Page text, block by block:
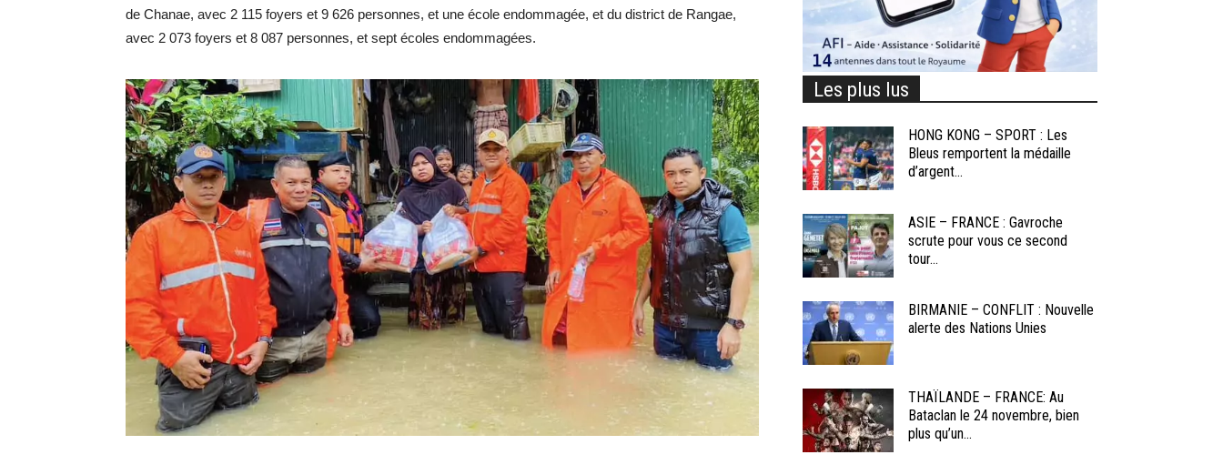
de Chanae, avec 2 115 foyers et 9 626 personnes, et une école endommagée, et du district de Rangae,
avec 2 073 foyers et 8 087 personnes, et sept écoles endommagées.
Les plus lus
HONG KONG – SPORT : Les
Bleus remportent la médaille
d’argent...
ASIE – FRANCE : Gavroche
scrute pour vous ce second
tour...
BIRMANIE – CONFLIT : Nouvelle
alerte des Nations Unies
THAÏLANDE – FRANCE: Au
Bataclan le 24 novembre, bien
plus qu’un...